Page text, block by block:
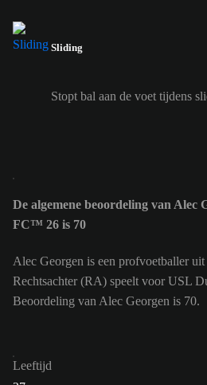
Sliding
Stopt bal aan de voet tijdens
De algemene beoordeling van Alec
FC™ 26 is 70
Alec Georgen is een profvoetballer
Rechtsachter (RA) speelt voor USL
Beoordeling van Alec Georgen is 70.
Leeftijd